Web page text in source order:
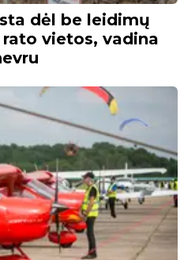
dėl be leidimų
vietos, vadina